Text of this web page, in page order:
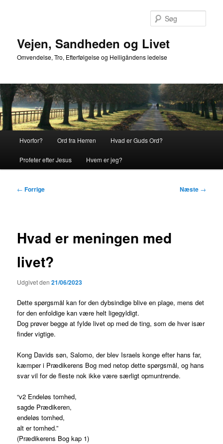
Vejen, Sandheden og Livet
Omvendelse, Tro, Efterfølgelse og Helligåndens ledelse
Hvorfor? Ord fra Herren Hvad er Guds Ord?
Profeter efter Jesus Hvem er jeg?
Indlægsnavigation
← Forrige Næste →
Hvad er meningen med
livet?
Udgivet den21/06/2023
Dette spørgsmål kan for den dybsindige blive en plage, mens det
for den enfoldige kan være helt ligegyldigt.
Dog prøver begge at fylde livet op med de ting, som de hver især
finder vigtige.
Kong Davids søn, Salomo, der blev Israels konge efter hans far,
kæmper i Prædikerens Bog med netop dette spørgsmål, og hans
svar vil for de fleste nok ikke være særligt opmuntrende.
“v2 Endeløs tomhed,
sagde Prædikeren,
endeløs tomhed,
alt er tomhed.”
(Prædikerens Bog kap 1)